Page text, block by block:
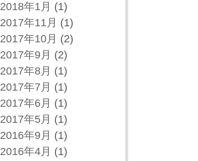
2018年1月 (1)
2017年11月 (1)
2017年10月 (2)
2017年9月 (2)
2017年8月 (1)
2017年7月 (1)
2017年6月 (1)
2017年5月 (1)
2016年9月 (1)
2016年4月 (1)